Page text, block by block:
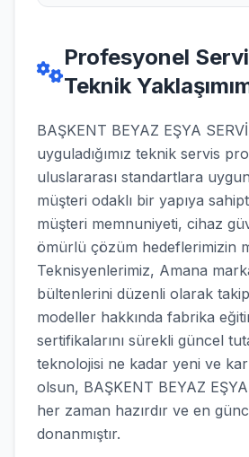
Profesyonel
Teknik
BAŞKENT BEYAZ EŞYA
uyguladığımız teknik servis
uluslararası standartlara
müşteri odaklı bir yapıya
müşteri memnuniyeti, cihaz
ömürlü çözüm hedeflerimizin
Teknisyenlerimiz, Amana
bültenlerini düzenli olarak
modeller hakkında fabrika
sertifikalarını sürekli güncel
teknolojisi ne kadar yeni ve
olsun, BAŞKENT BEYAZ
her zaman hazırdır ve en
donanmıştır.